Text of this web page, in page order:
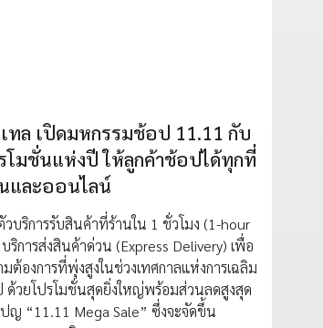
ทล เปิดมหกรรมช้อป 11.11 กับ
โมชั่นแห่งปี ให้ลูกค้าช้อปได้ทุกที่
และออนไลน์
วบริการรับสินค้าที่ร้านใน 1 ชั่วโมง (1-hour
ริการส่งสินค้าด่วน (Express Delivery) เพื่อ
ต้องการที่พุ่งสูงในช่วงเทศกาลแห่งการเฉลิม
ด้วยโปรโมชั่นสุดยิ่งใหญ่พร้อมส่วนลดสูงสุด
ญ “11.11 Mega Sale” ซึ่งจะจัดขึ้น